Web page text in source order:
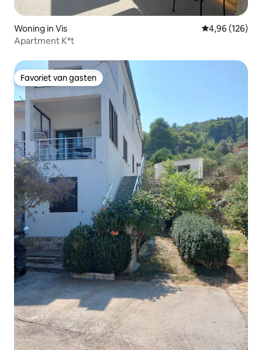
Woning in Vis Gemiddelde
4,96 (126)
Apartment K*t
Favoriet van gasten
Favoriet van gasten